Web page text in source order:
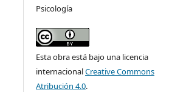
Psicología
Esta obra está bajo una licencia
internacionalCreative Commons
Atribución 4.0.